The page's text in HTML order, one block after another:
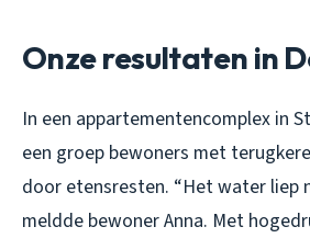
Onze resultaten in
In een appartementencomplex in
een groep bewoners met
door etensresten. “Het water liep
meldde bewoner Anna. Met